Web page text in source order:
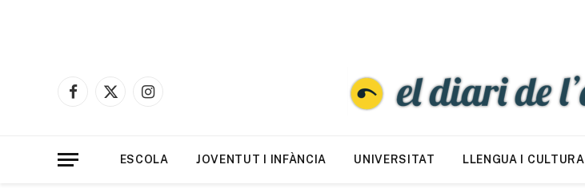
Facebook
X
Instagram
ESCOLA JOVENTUT I INFÀNCIA UNIVERSITAT LLENGUA I CULTURA